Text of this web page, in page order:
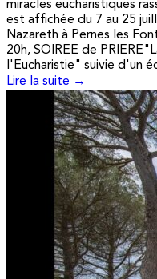
miracles eucharistiques
est affichée du 7 au 25
Nazareth à Pernes les
20h, SOIREE de
l'Eucharistie" suivie d'un
Lire la suite →